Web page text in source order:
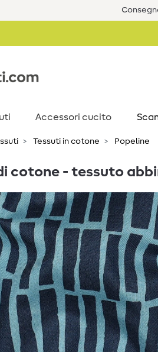
Accessori cucito
Tessuti in cotone Popeline
cotone - tessuto